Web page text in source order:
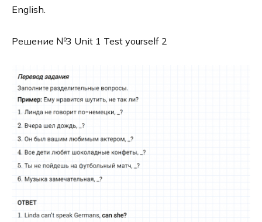
English.
Решение №3 Unit 1 Test yourself 2